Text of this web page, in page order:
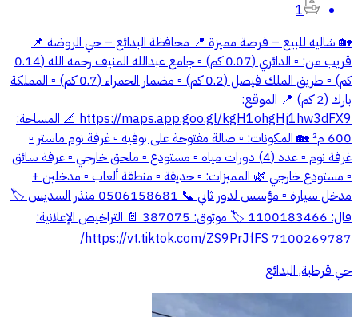
1
🏡 شاليه للبيع – فرصة مميزة 📍 محافظة البدائع – حي الروضة 📌
قريب من: ▫️ الدائري (0.07 كم) ▫️ جامع عبدالله المنيف رحمه الله (0.14
كم) ▫️ طريق الملك فيصل (0.2 كم) ▫️ مضمار الحمراء (0.7 كم) ▫️ المملكة
بارك (2 كم) 📍 الموقع:
https://maps.app.goo.gl/kgH1ohgHj1hw3dFX9 📐 المساحة:
600 م² 🏡 المكونات: ▫️ صالة مفتوحة على بوفيه ▫️ غرفة نوم ماستر ▫️
غرفة نوم ▫️ عدد (4) دورات مياه ▫️ مستودع ▫️ ملحق خارجي ▫️ غرفة سائق
▫️ مستودع خارجي 🌿 المميزات: ▫️ حديقة ▫️ منطقة ألعاب ▫️ مدخلين +
مدخل سيارة ▫️ مؤسس لدور ثاني 📞 0506158681 منذر السديس 🏷
فال: 1100183466 🏷 موثوق: 387075 📄 التراخيص الإعلانية:
7100269787 https://vt.tiktok.com/ZS9PrJfFS/
حي قرطبة, البدائع